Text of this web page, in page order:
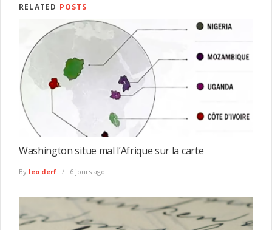
RELATED POSTS
Washington situe mal l’Afrique sur la carte
By leo derf 6 jours ago